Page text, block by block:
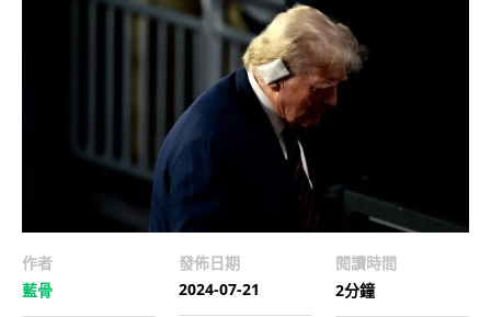
作者
藍骨
發佈日期
2024-07-21
閱讀時間
2分鐘